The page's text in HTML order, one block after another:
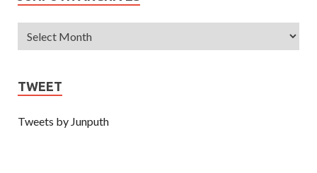
TWEET
Tweets by Junputh